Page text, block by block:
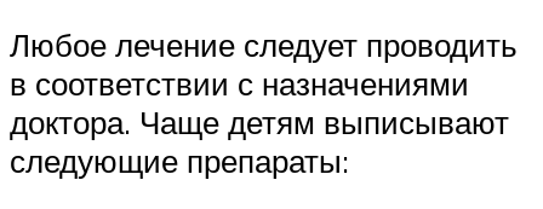
Любое лечение следует проводить
в соответствии с назначениями
доктора. Чаще детям выписывают
следующие препараты: